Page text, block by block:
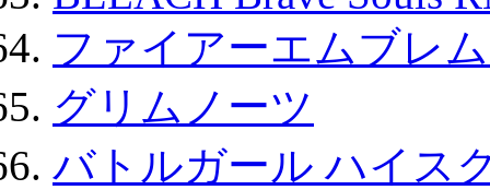
ファイアーエムブレ
グリムノーツ
バトルガール ハイス